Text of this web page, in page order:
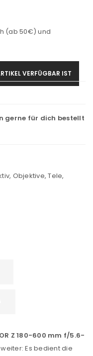
(ab 50€) und
VERFÜGBAR IST
gerne für dich bestellt
, Objektive,Tele,
Z 180-600 mm f/5.6-
Es bedient die